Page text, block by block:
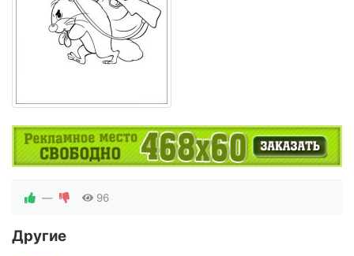
— 96
Другие